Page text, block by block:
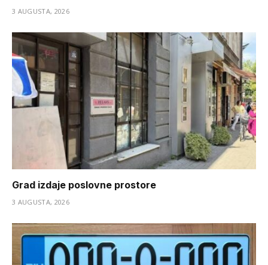
3 AUGUSTA, 2026
Grad izdaje poslovne prostore
3 AUGUSTA, 2026